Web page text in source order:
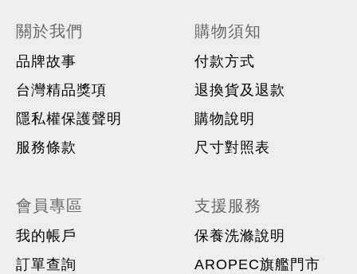
關於我們
品牌故事
台灣精品獎項
隱私權保護聲明
服務條款
購物須知
付款方式
退換貨及退款
購物說明
尺寸對照表
會員專區
我的帳戶
訂單查詢
支援服務
保養洗滌說明
AROPEC旗艦門市